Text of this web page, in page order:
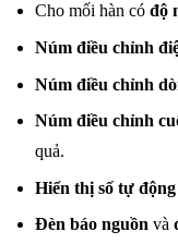
Cho mối hàn có độ
Núm điều chỉnh
Núm điều chỉnh
Núm điều chỉnh
quả.
Hiển thị số tự động
Đèn báo nguồn và